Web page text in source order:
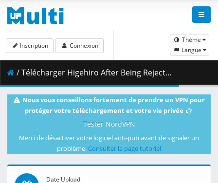
Thème
Langue
Inscription Connexion
/ Télécharger Higehiro After Being Rejected_ I Shaved and Took in a High School Runaway Season 1 Episode 03.mkv.003 ( 456.84 MB )
Nous vous conseillons fortement de prendre un VPN pour
protéger votre téléchargement et votre vie privée
Tester NordVPN
Merci de désactiver votre logiciel anti-pub avant de signaler un
problème. Consulter la page tutoriel
Date Upload